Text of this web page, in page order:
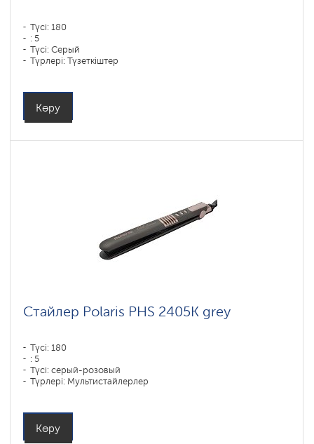
Түсі: 180
: 5
Түсі: Серый
Түрлері: Түзеткіштер
Көру
Стайлер Polaris PHS 2405K grey
Түсі: 180
: 5
Түсі: серый-розовый
Түрлері: Мультистайлерлер
Көру